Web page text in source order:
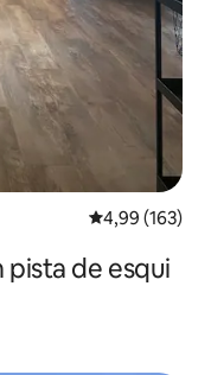
4,99 de uma
4,99 (163)
pista de esqui